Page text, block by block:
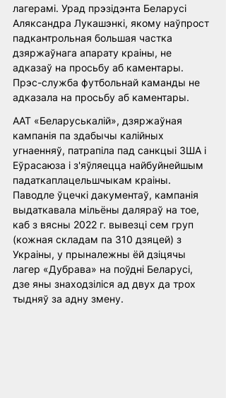
лагерамі. Урад прэзідэнта Беларусі
Аляксандра Лукашэнкі, якому наўпрост
падкантрольная большая частка
дзяржаўнага апарату краіны, не
адказаў на просьбу аб каментары.
Прэс-служба футбольнай каманды не
адказала на просьбу аб каментары.
ААТ «Беларуськалій», дзяржаўная
кампанія па здабычы калійных
угнаенняў, патрапіла пад санкцыі ЗША і
Еўрасаюза і з'яўляецца найбуйнейшым
падаткаплацельшчыкам краіны.
Паводле ўцечкі дакументаў, кампанія
выдаткавала мільёны даляраў на тое,
каб з вясны 2022 г. вывезці сем груп
(кожная складам па 310 дзяцей) з
Украіны, у прыналежны ёй дзіцячы
лагер «Дубрава» на поўдні Беларусі,
дзе яны знаходзіліся ад двух да трох
тыдняў за адну змену.